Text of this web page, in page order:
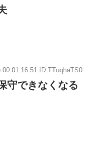
00:01:16.51 ID:TTuqhaTS0
守できなくなる